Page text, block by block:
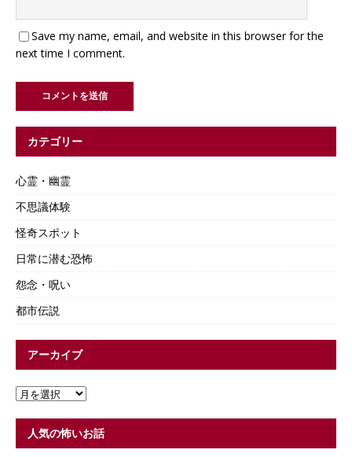
Save my name, email, and website in this browser for the
next time I comment.
カテゴリー
心霊・幽霊
不思議体験
怪奇スポット
日常に潜む恐怖
怨念・呪い
都市伝説
アーカイブ
人気の怖いお話